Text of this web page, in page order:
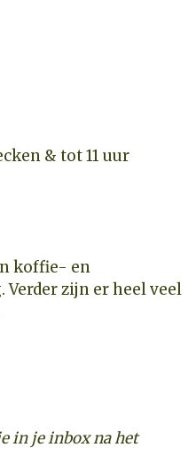
& tot 11 uur
koffie- en
zijn er heel veel
in je inbox na het